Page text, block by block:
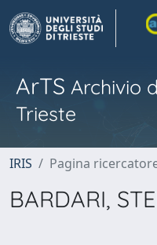
ArTS Archivio
Trieste
IRIS Pagina
BARDARI,